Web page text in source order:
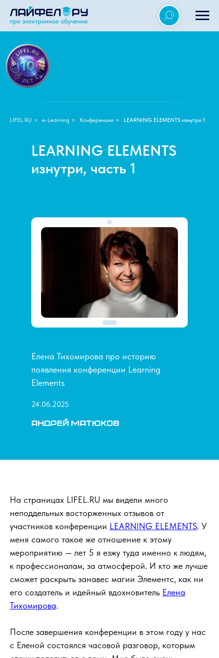
LIFEL.RU » e-Learning » Конференции » LEARNING ELEMENTS изнутри 1
LEARNING ELEMENTS
изнутри, часть 1
24.06.2025
Андрей Матюков
Елена Тихомирова про историю
появления конференции Learning
Elements
На страницах LIFEL.RU мы видели много
неподдельных восторженных отзывов от
участников конференции LEARNING ELEMENTS. У
меня самого такое же отношение к этому
мероприятию — лет 5 я езжу туда именно к людям,
к профессионалам, за атмосферой. И кто же лучше
сможет раскрыть занавес магии Элементс, как ни
его создатель и идейный вдохновитель Елена
Тихомирова.
После завершения конференции в этом году у нас
с Еленой состоялся часовой разговор, которым